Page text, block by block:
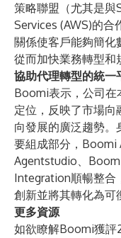
策略聯盟（尤其是
Services (AWS)的合
關係使客戶能夠簡化
從而加快業務轉型和
協助代理轉型的統一
Boomi表示，公司在
定位，反映了市場向
向發展的廣泛趨勢
要組成部分，Boomi
Agentstudio、
Integration順暢整合
創新並將其轉化為可
更多資源
如欲瞭解Boomi獲評